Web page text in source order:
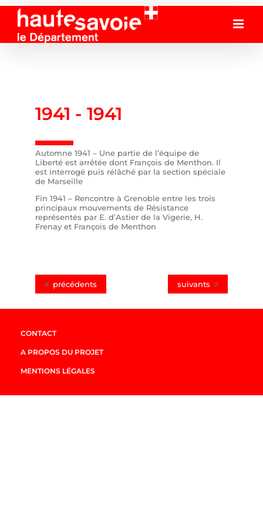
Passer
contenu
1941 - 1941
Automne 1941 – Une partie de l’équipe de
Liberté est arrêtée dont François de Menthon. Il
est interrogé puis rélâché par la section spéciale
de Marseille
Fin 1941 – Rencontre à Grenoble entre les trois
principaux mouvements de Résistance
représentés par E. d’Astier de la Vigerie, H.
Frenay et François de Menthon
suivants
précédents
CONTACT
A PROPOS DU PROJET
MENTIONS LÉGALES